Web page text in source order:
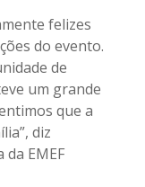
felizes
do evento.
de
um grande
que a
diz
EMEF